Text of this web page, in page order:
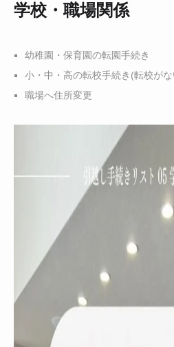
学校・職場関係
幼稚園・保育園の転園手続き
小・中・高の転校手続き(転校が
職場へ住所変更